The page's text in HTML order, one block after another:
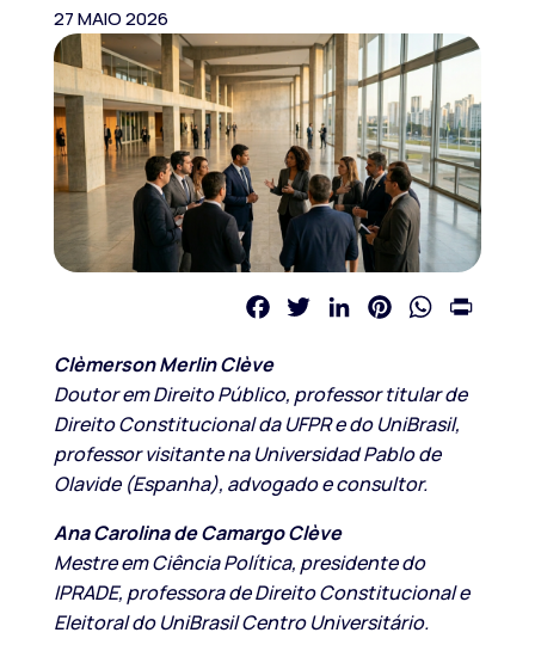
27 MAIO 2026
FacebookTwitterLinkedInPinterestWhatsApp
Clèmerson Merlin Clève
Doutor em Direito Público, professor titular de
Direito Constitucional da UFPR e do UniBrasil,
professor visitante na Universidad Pablo de
Olavide (Espanha), advogado e consultor.
Ana Carolina de Camargo Clève
Mestre em Ciência Política, presidente do
IPRADE, professora de Direito Constitucional e
Eleitoral do UniBrasil Centro Universitário.